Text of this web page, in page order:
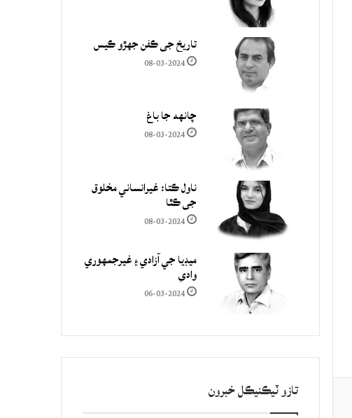
تاريخ جي ڪفن جھڙو ڪيس
08-03-2024
چانهه جا باغ
08-03-2024
ناول ڪتا: غيرانساني مخلوق
جي ڪٿا
08-03-2024
ميڊيا جي آزادي ۽ غيرجمھوري
وادي
06-03-2024
تازو ٽيڪنيڪل خبرون